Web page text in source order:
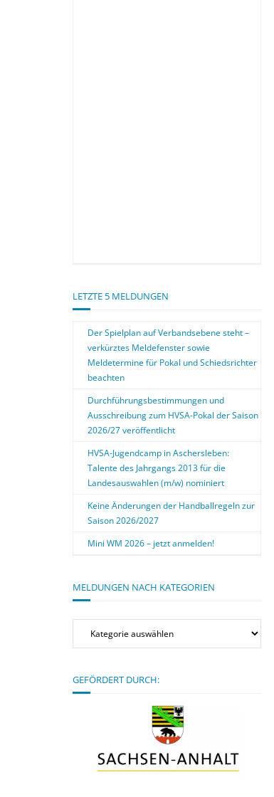
LETZTE 5 MELDUNGEN
Der Spielplan auf Verbandsebene steht –
verkürztes Meldefenster sowie
Meldetermine für Pokal und Schiedsrichter
beachten
Durchführungsbestimmungen und
Ausschreibung zum HVSA-Pokal der Saison
2026/27 veröffentlicht
HVSA-Jugendcamp in Aschersleben:
Talente des Jahrgangs 2013 für die
Landesauswahlen (m/w) nominiert
Keine Änderungen der Handballregeln zur
Saison 2026/2027
Mini WM 2026 – jetzt anmelden!
MELDUNGEN NACH KATEGORIEN
Meldungen
Kategorien
GEFÖRDERT DURCH: